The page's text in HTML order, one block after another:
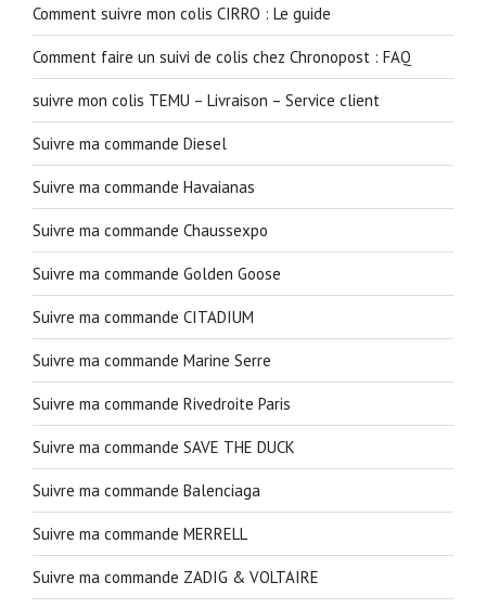
Comment suivre mon colis CIRRO : Le guide
Comment faire un suivi de colis chez Chronopost : FAQ
suivre mon colis TEMU – Livraison – Service client
Suivre ma commande Diesel
Suivre ma commande Havaianas
Suivre ma commande Chaussexpo
Suivre ma commande Golden Goose
Suivre ma commande CITADIUM
Suivre ma commande Marine Serre
Suivre ma commande Rivedroite Paris
Suivre ma commande SAVE THE DUCK
Suivre ma commande Balenciaga
Suivre ma commande MERRELL
Suivre ma commande ZADIG & VOLTAIRE